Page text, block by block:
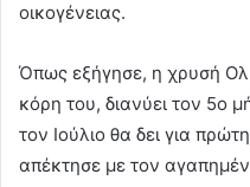
οικογένειας.
Όπως εξήγησε, η χρυσή
κόρη του, διανύει τον 5ο
τον Ιούλιο θα δει για
απέκτησε με τον